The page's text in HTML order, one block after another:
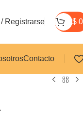
Registrarse $ 0
Contacto